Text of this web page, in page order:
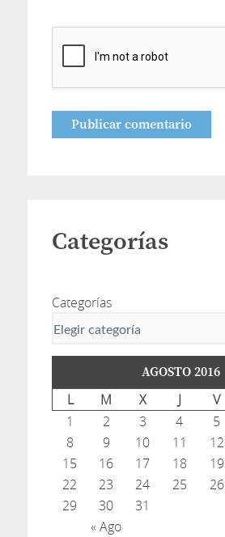
Categorías
Categorías
AGOSTO 2016
L M X J V
« Ago
1 2 3 4 5
8
9 10 11 12
15
16 17 18 19
22
23 24 25 26
29
30 31